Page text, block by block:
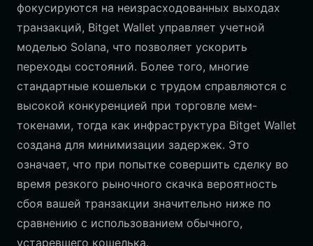
фокусируются на неизрасходованных выходах
транзакций, Bitget Wallet управляет учетной
моделью Solana, что позволяет ускорить
переходы состояний. Более того, многие
стандартные кошельки с трудом справляются с
высокой конкуренцией при торговле мем-
токенами, тогда как инфраструктура Bitget Wallet
создана для минимизации задержек. Это
означает, что при попытке совершить сделку во
время резкого рыночного скачка вероятность
сбоя вашей транзакции значительно ниже по
сравнению с использованием обычного,
устаревшего кошелька.